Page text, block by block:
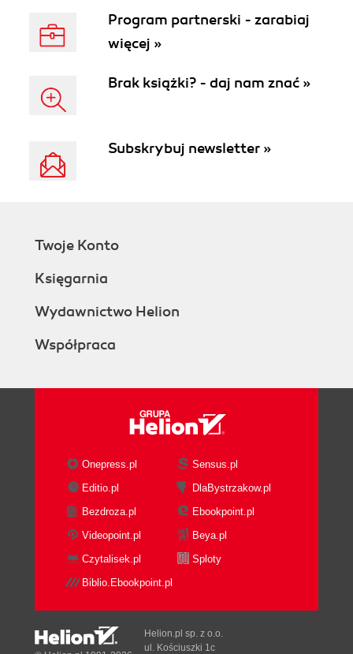
Program partnerski - zarabiaj
więcej »
Brak książki? - daj nam znać »
Subskrybuj newsletter »
Twoje Konto
Księgarnia
Wydawnictwo Helion
Współpraca
Onepress.pl
Sensus.pl
Editio.pl
DlaBystrzakow.pl
Bezdroza.pl
Ebookpoint.pl
Videopoint.pl
Beya.pl
Czytalisek.pl
Sploty
Biblio.Ebookpoint.pl
Helion.pl sp. z o.o.
ul. Kościuszki 1c